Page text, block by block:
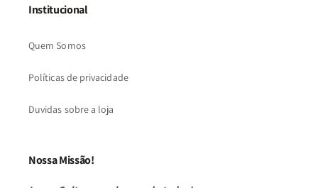
Institucional
Quem Somos
Políticas de privacidade
Duvidas sobre a loja
Nossa Missão!